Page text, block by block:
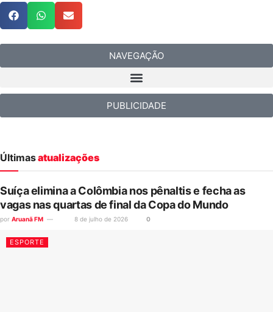
NAVEGAÇÃO
PUBLICIDADE
Últimasatualizações
Suíça elimina a Colômbia nos pênaltis e fecha as
vagas nas quartas de final da Copa do Mundo
por Aruanã FM 8 de julho de 2026 0
ESPORTE